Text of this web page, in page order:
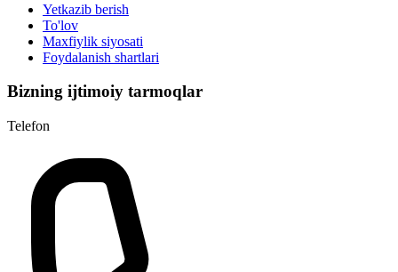
Yetkazib berish
To'lov
Maxfiylik siyosati
Foydalanish shartlari
Bizning ijtimoiy tarmoqlar
Telefon